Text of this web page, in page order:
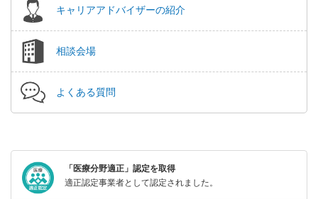
キャリアアドバイザーの紹介
相談会場
よくある質問
「医療分野適正」認定を取得
適正認定事業者として認定されました。